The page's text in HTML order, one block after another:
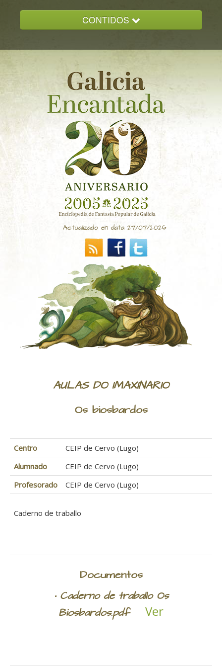
CONTIDOS
GALICIA ENCANTADA
DOCUMENTACION
NOVAS
CONTACTO
Actualizado en data 27/07/2026
AULAS DO IMAXINARIO
Os biosbardos
Centro
CEIP de Cervo (Lugo)
Alumnado
CEIP de Cervo (Lugo)
Profesorado
CEIP de Cervo (Lugo)
Caderno de traballo
Documentos
• Caderno de traballo Os
Biosbardos.pdf Ver